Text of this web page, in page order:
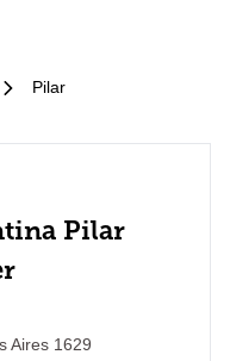
Pilar
Pilar
Aires 1629